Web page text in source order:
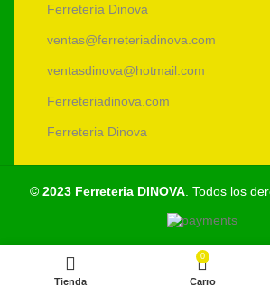
Ferretería Dinova
ventas@ferreteriadinova.com
ventasdinova@hotmail.com
Ferreteriadinova.com
Ferreteria Dinova
© 2023 Ferreteria DINOVA . Todos los
Tienda
0
Carro